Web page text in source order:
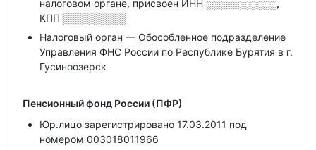
налоговом органе, присвоен ИНН ░░░░░░░░░░,
КПП ░░░░░░░░░
Налоговый орган — Обособленное подразделение
Управления ФНС России по Республике Бурятия в г.
Гусиноозерск
Пенсионный фонд России (ПФР)
Юр.лицо зарегистрировано 17.03.2011 под
номером 003018011966